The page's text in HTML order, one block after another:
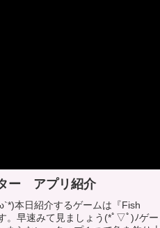
ー アプリ紹介
本日紹介するゲームは『Fish
。早速みて見ましょう(*ﾟ▽ﾟ)ﾉゲー